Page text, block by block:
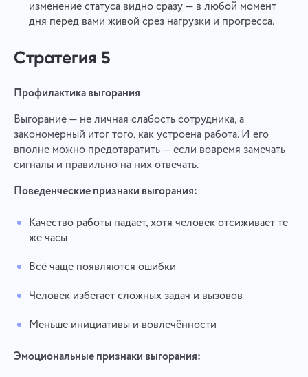
изменение статуса видно сразу — в любой момент
дня перед вами живой срез нагрузки и прогресса.
Стратегия 5
Профилактика выгорания
Выгорание — не личная слабость сотрудника, а
закономерный итог того, как устроена работа. И его
вполне можно предотвратить — если вовремя замечать
сигналы и правильно на них отвечать.
Поведенческие признаки выгорания:
Качество работы падает, хотя человек отсиживает те
же часы
Всё чаще появляются ошибки
Человек избегает сложных задач и вызовов
Меньше инициативы и вовлечённости
Эмоциональные признаки выгорания:
Политике конфиденциальности.